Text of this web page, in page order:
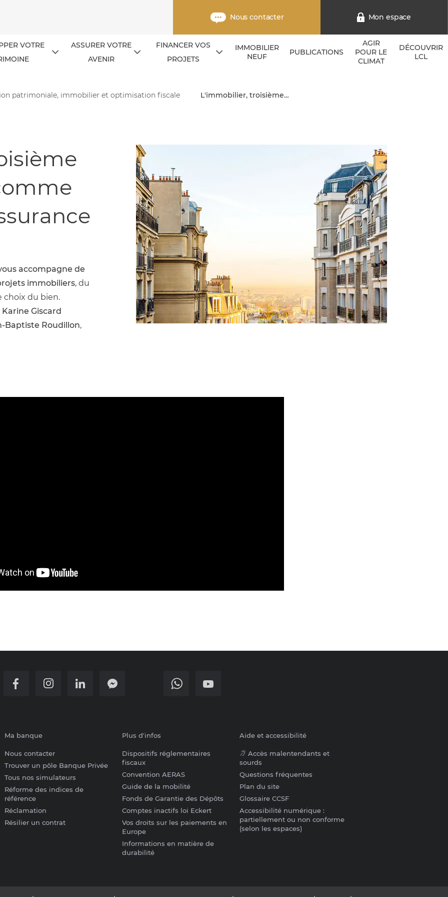
Nous contacter Mon espace
VOTRE
ASSURER VOTRE
AVENIR
FINANCER VOS
PROJETS
IMMOBILIER
NEUF
PUBLICATIONS
AGIR
POUR LE
CLIMAT
DÉCOUVRIR
LCL
patrimoniale, immobilier et optimisation fiscale L'immobilier, troisième…
accompagne de
immobiliers, du
choix du bien.
Karine Giscard
Baptiste Roudillon,
Ma banque
Nous contacter
Trouver un pôle Banque Privée
Tous nos simulateurs
Réforme des indices de
référence
Réclamation
Résilier un contrat
Plus d'infos
Dispositifs réglementaires
fiscaux
Convention AERAS
Guide de la mobilité
Fonds de Garantie des Dépôts
Comptes inactifs loi Eckert
Vos droits sur les paiements en
Europe
Informations en matière de
durabilité
Aide et accessibilité
Accès malentendants et
sourds
Questions fréquentes
Plan du site
Glossaire CCSF
Accessibilité numérique :
partiellement ou non conforme
(selon les espaces)